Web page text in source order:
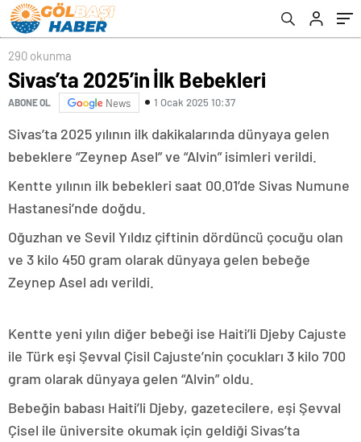
290 okunma
Sivas’ta 2025’in İlk Bebekleri
ABONE OL News 1 Ocak 2025 10:37
Sivas’ta 2025 yılının ilk dakikalarında dünyaya gelen
bebeklere “Zeynep Asel” ve “Alvin” isimleri verildi.
Kentte yılının ilk bebekleri saat 00.01’de Sivas Numune
Hastanesi’nde doğdu.
Oğuzhan ve Sevil Yıldız çiftinin dördüncü çocuğu olan
ve 3 kilo 450 gram olarak dünyaya gelen bebeğe
Zeynep Asel adı verildi.
Kentte yeni yılın diğer bebeği ise Haiti’li Djeby Cajuste
ile Türk eşi Şevval Çisil Cajuste’nin çocukları 3 kilo 700
gram olarak dünyaya gelen “Alvin” oldu.
Bebeğin babası Haiti’li Djeby, gazetecilere, eşi Şevval
Çisel ile üniversite okumak için geldiği Sivas’ta